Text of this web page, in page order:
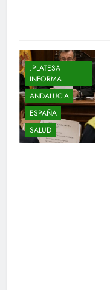
.PLATESA
INFORMA
ANDALUCIA
ESPAÑA
SALUD